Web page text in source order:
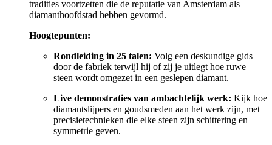
tradities voortzetten die de reputatie van Amsterdam als
diamanthoofdstad hebben gevormd.
Hoogtepunten:
Rondleiding in 25 talen: Volg een deskundige gids
door de fabriek terwijl hij of zij je uitlegt hoe ruwe
steen wordt omgezet in een geslepen diamant.
Live demonstraties van ambachtelijk werk: Kijk hoe
diamantslijpers en goudsmeden aan het werk zijn, met
precisietechnieken die elke steen zijn schittering en
symmetrie geven.